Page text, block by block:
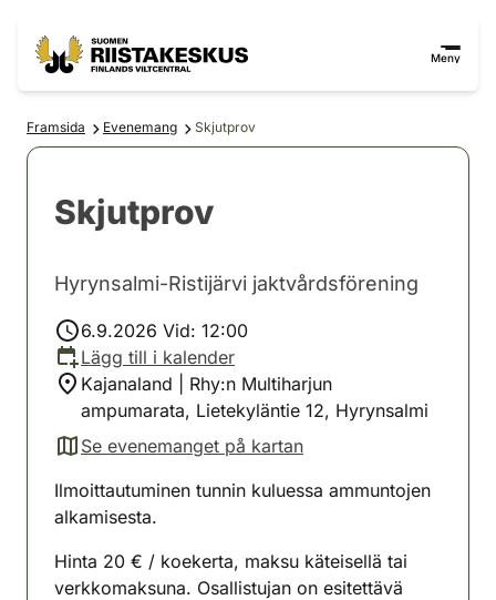
Meny
Framsida Evenemang Skjutprov
Skjutprov
Hyrynsalmi-Ristijärvi jaktvårdsförening
6.9.2026 Vid: 12:00
Lägg till i kalender
Kajanaland | Rhy:n Multiharjun
ampumarata, Lietekyläntie 12, Hyrynsalmi
Se evenemanget på kartan
(avautuu uuteen välilehteen)
Ilmoittautuminen tunnin kuluessa ammuntojen
alkamisesta.
Hinta 20 € / koekerta, maksu käteisellä tai
verkkomaksuna. Osallistujan on esitettävä